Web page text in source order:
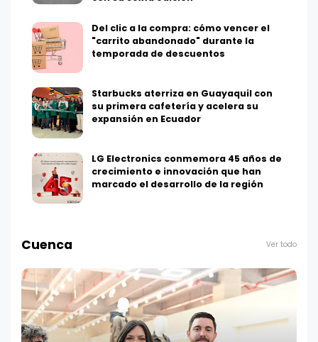
Del clic a la compra: cómo vencer el
"carrito abandonado" durante la
temporada de descuentos
Starbucks aterriza en Guayaquil con
su primera cafetería y acelera su
expansión en Ecuador
LG Electronics conmemora 45 años de
crecimiento e innovación que han
marcado el desarrollo de la región
Cuenca Ver todo